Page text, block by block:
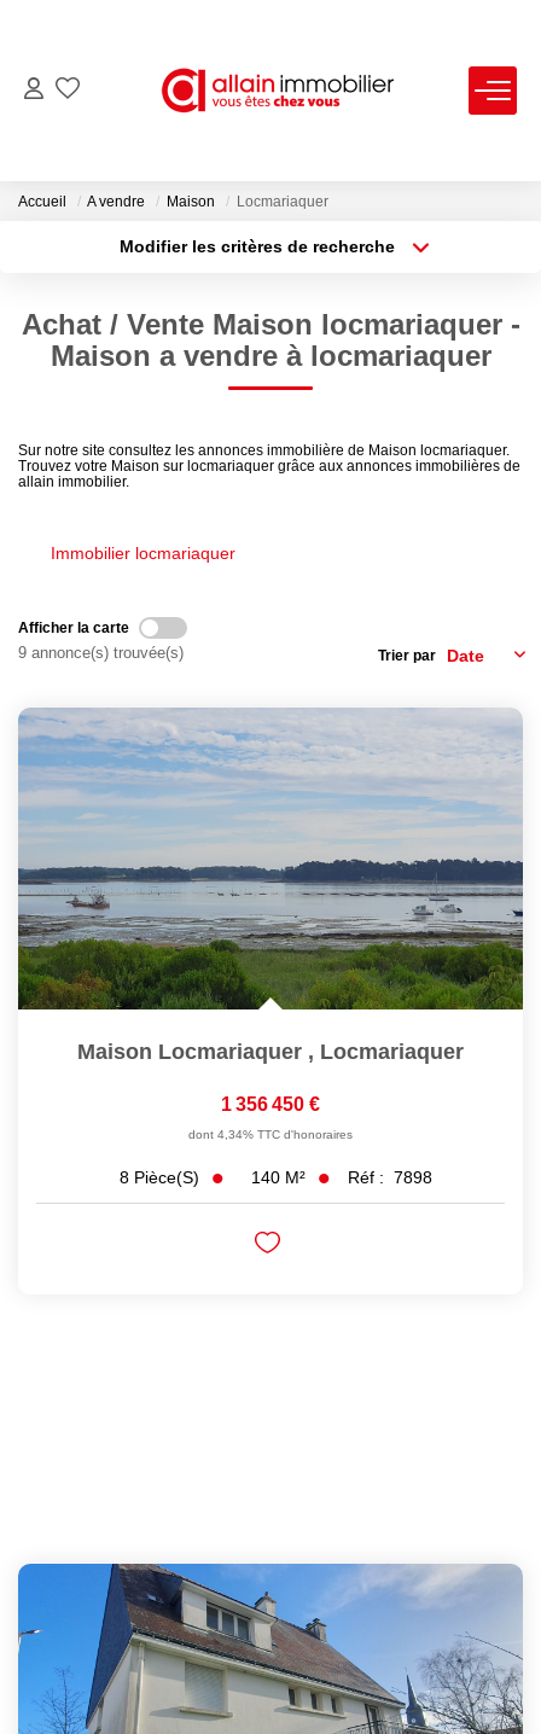
LOCATIONS
SYNDIC
Nous Contacter
Nous Rejoindre
LOCATIONS VACANCES
MON COMPTE
Accueil A vendre Maison Locmariaquer
Modifier les critères de recherche
Sélectionnez...
Type de bien
Surface min
Créer une alerte
Achat / Vente Maison locmariaquer -
Maison a vendre à locmariaquer
Sur notre site consultez les annonces immobilière de Maison locmariaquer.
Trouvez votre Maison sur locmariaquer grâce aux annonces immobilières de
allain immobilier.
Immobilier locmariaquer
Afficher la carte
9 annonce(s) trouvée(s) Trier par
Maison Locmariaquer , Locmariaquer
1 356 450 €
dont 4,34% TTC d'honoraires
8 Pièce(s) 140 M² Réf : 7898